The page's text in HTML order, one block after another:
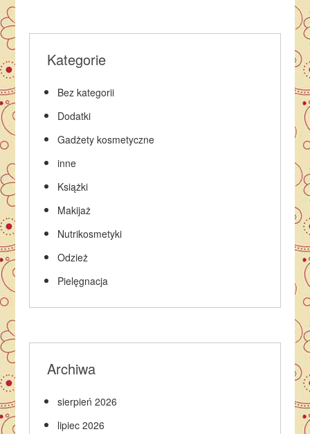
Kategorie
Bez kategorii
Dodatki
Gadżety kosmetyczne
inne
Książki
Makijaż
Nutrikosmetyki
Odzież
Pielęgnacja
Archiwa
sierpień 2026
lipiec 2026